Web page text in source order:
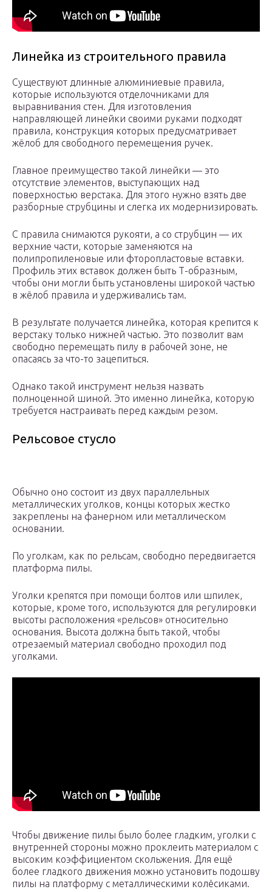
Линейка из строительного правила
Существуют длинные алюминиевые правила,
которые используются отделочниками для
выравнивания стен. Для изготовления
направляющей линейки своими руками подходят
правила, конструкция которых предусматривает
жёлоб для свободного перемещения ручек.
Главное преимущество такой линейки — это
отсутствие элементов, выступающих над
поверхностью верстака. Для этого нужно взять две
разборные струбцины и слегка их модернизировать.
С правила снимаются рукояти, а со струбцин — их
верхние части, которые заменяются на
полипропиленовые или фторопластовые вставки.
Профиль этих вставок должен быть Т-образным,
чтобы они могли быть установлены широкой частью
в жёлоб правила и удерживались там.
В результате получается линейка, которая крепится к
верстаку только нижней частью. Это позволит вам
свободно перемещать пилу в рабочей зоне, не
опасаясь за что-то зацепиться.
Однако такой инструмент нельзя назвать
полноценной шиной. Это именно линейка, которую
требуется настраивать перед каждым резом.
Рельсовое стусло
Обычно оно состоит из двух параллельных
металлических уголков, концы которых жестко
закреплены на фанерном или металлическом
основании.
По уголкам, как по рельсам, свободно передвигается
платформа пилы.
Уголки крепятся при помощи болтов или шпилек,
которые, кроме того, используются для регулировки
высоты расположения «рельсов» относительно
основания. Высота должна быть такой, чтобы
отрезаемый материал свободно проходил под
уголками.
Чтобы движение пилы было более гладким, уголки с
внутренней стороны можно проклеить материалом с
высоким коэффициентом скольжения. Для ещё
более гладкого движения можно установить подошву
пилы на платформу с металлическими колёсиками.